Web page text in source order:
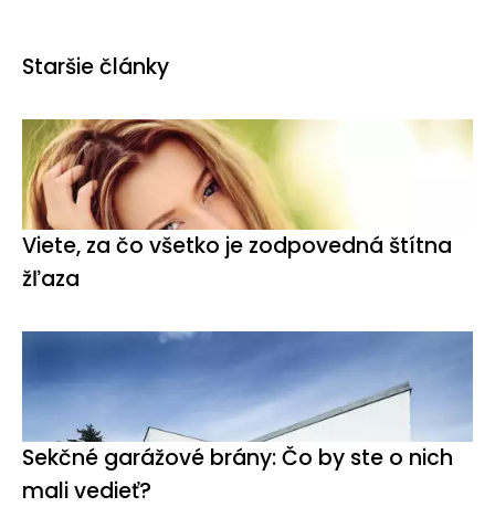
Staršie články
Viete, za čo všetko je zodpovedná štítna
žľaza
Sekčné garážové brány: Čo by ste o nich
mali vedieť?